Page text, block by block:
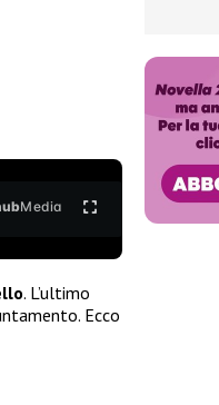
Media
. L’ultimo
Ecco